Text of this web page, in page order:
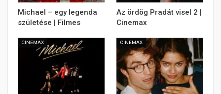
Michael – egy legenda
születése | Filmes
Az ördög Pradát visel 2 |
Cinemax
CINEMAX CINEMAX